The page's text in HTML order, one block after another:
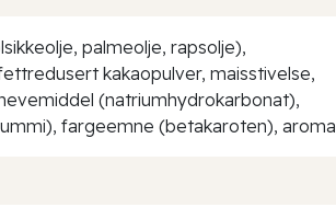
palmeolje, rapsolje),
kakaopulver, maisstivelse,
(natriumhydrokarbonat),
fargeemne (betakaroten), aroma